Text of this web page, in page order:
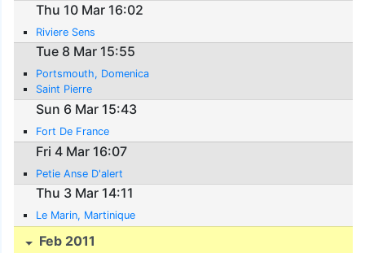
Thu 10 Mar 16:02
Riviere Sens
Tue 8 Mar 15:55
Portsmouth, Domenica
Saint Pierre
Sun 6 Mar 15:43
Fort De France
Fri 4 Mar 16:07
Petie Anse D'alert
Thu 3 Mar 14:11
Le Marin, Martinique
Feb 2011